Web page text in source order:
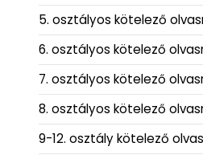
5. osztályos kötelező
6. osztályos kötelező
7. osztályos kötelező
8. osztályos kötelező
9-12. osztály kötelező